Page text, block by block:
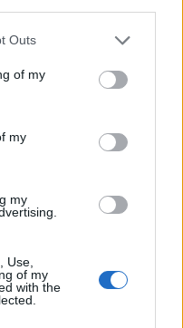
Outs
of my
my
my
Use,
of my
with the
napon belüli